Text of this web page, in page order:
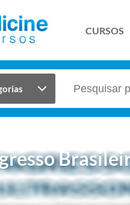
CURSOS